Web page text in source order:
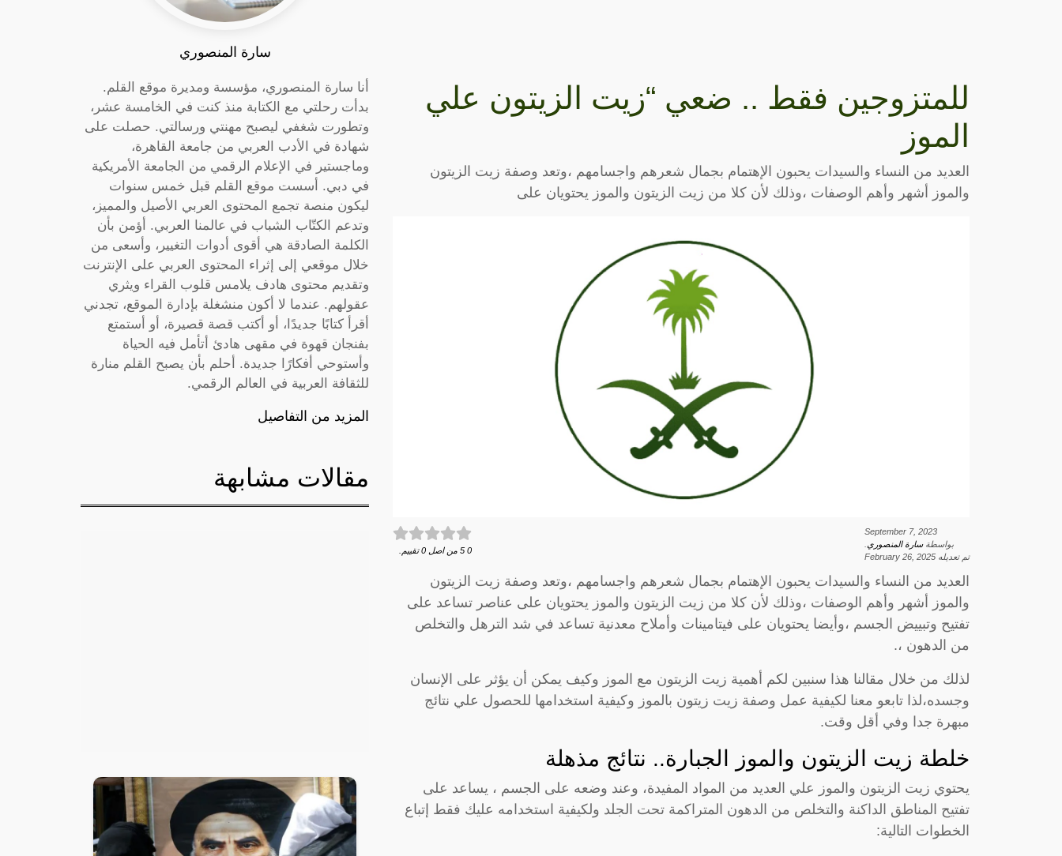
للمتزوجين فقط .. ضعي “زيت الزيتون علي
الموز
العديد من النساء والسيدات يحبون الإهتمام بجمال شعرهم واجسامهم ،وتعد وصفة زيت الزيتون
والموز أشهر وأهم الوصفات ،وذلك لأن كلا من زيت الزيتون والموز يحتويان على
September 7, 2023
بواسطةسارة المنصوري
تم تعديله February 26, 2025
0
5 من اصل 0 تقييم.
العديد من النساء والسيدات يحبون الإهتمام بجمال شعرهم واجسامهم ،وتعد وصفة زيت الزيتون
والموز أشهر وأهم الوصفات ،وذلك لأن كلا من زيت الزيتون والموز يحتويان على عناصر تساعد على
تفتيح وتبييض الجسم ،وأيضا يحتويان على فيتامينات وأملاح معدنية تساعد في شد الترهل والتخلص
من الدهون ،.
لذلك من خلال مقالنا هذا سنبين لكم أهمية زيت الزيتون مع الموز وكيف يمكن أن يؤثر على الإنسان
وجسده،لذا تابعو معنا لكيفية عمل وصفة زيت زيتون بالموز وكيفية استخدامها للحصول علي نتائج
مبهرة جدا وفي أقل وقت.
خلطة زيت الزيتون والموز الجبارة.. نتائج مذهلة
يحتوي زيت الزيتون والموز علي العديد من المواد المفيدة، وعند وضعه على الجسم ، يساعد على
تفتيح المناطق الداكنة والتخلص من الدهون المتراكمة تحت الجلد ولكيفية استخدامه عليك فقط إتباع
الخطوات التالية:
سارة المنصوري
أنا سارة المنصوري، مؤسسة ومديرة موقع القلم.
بدأت رحلتي مع الكتابة منذ كنت في الخامسة عشر،
وتطورت شغفي ليصبح مهنتي ورسالتي. حصلت على
شهادة في الأدب العربي من جامعة القاهرة،
وماجستير في الإعلام الرقمي من الجامعة الأمريكية
في دبي. أسست موقع القلم قبل خمس سنوات
ليكون منصة تجمع المحتوى العربي الأصيل والمميز،
وتدعم الكتّاب الشباب في عالمنا العربي. أؤمن بأن
الكلمة الصادقة هي أقوى أدوات التغيير، وأسعى من
خلال موقعي إلى إثراء المحتوى العربي على الإنترنت
وتقديم محتوى هادف يلامس قلوب القراء ويثري
عقولهم. عندما لا أكون منشغلة بإدارة الموقع، تجدني
أقرأ كتابًا جديدًا، أو أكتب قصة قصيرة، أو أستمتع
بفنجان قهوة في مقهى هادئ أتأمل فيه الحياة
وأستوحي أفكارًا جديدة. أحلم بأن يصبح القلم منارة
للثقافة العربية في العالم الرقمي.
المزيد من التفاصيل
مقالات مشابهة